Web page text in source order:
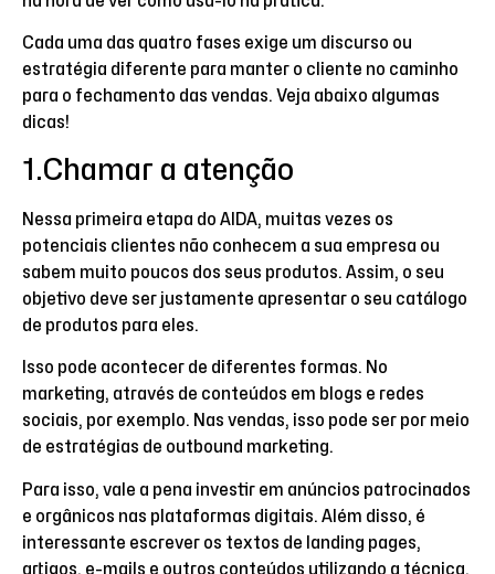
Cada uma das quatro fases exige um discurso ou
estratégia diferente para manter o cliente no caminho
para o fechamento das vendas. Veja abaixo algumas
dicas!
1.Chamar a atenção
Nessa primeira etapa do AIDA, muitas vezes os
potenciais clientes não conhecem a sua empresa ou
sabem muito poucos dos seus produtos. Assim, o seu
objetivo deve ser justamente apresentar o seu catálogo
de produtos para eles.
Isso pode acontecer de diferentes formas. No
marketing, através de conteúdos em blogs e redes
sociais, por exemplo. Nas vendas, isso pode ser por meio
de estratégias de outbound marketing.
Para isso, vale a pena investir em anúncios patrocinados
e orgânicos nas plataformas digitais. Além disso, é
interessante escrever os textos de landing pages,
artigos, e-mails e outros conteúdos utilizando a técnica.